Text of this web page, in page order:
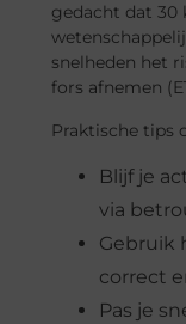
gedacht dat 30
snelheden het
fors afnemen
Praktische tips
Blijf je
via
Gebruik
correct
Pas je